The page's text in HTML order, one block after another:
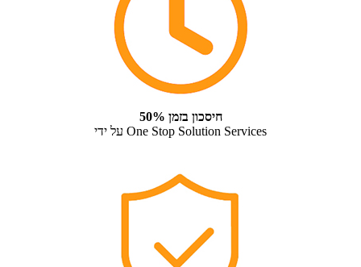
50% חיסכון בזמן
על ידי One Stop Solution Services